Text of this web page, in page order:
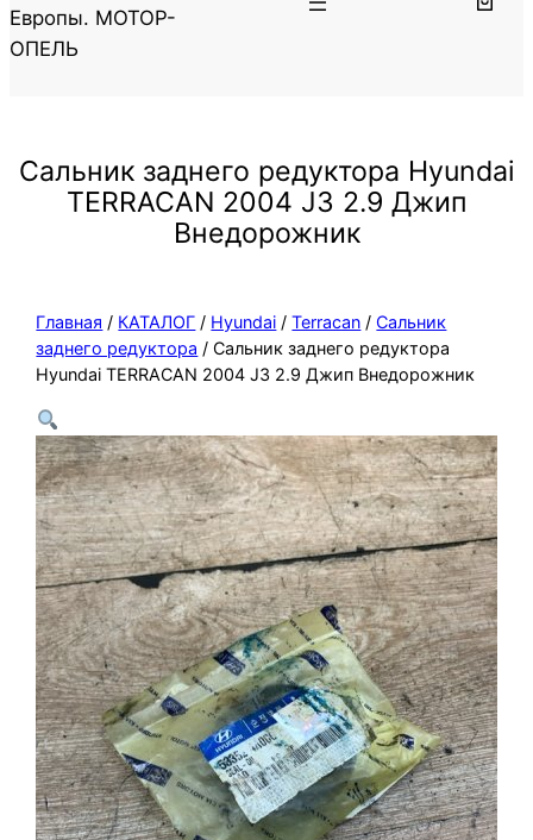
Европы. МОТОР-
ОПЕЛЬ
Сальник заднего редуктора Hyundai
TERRACAN 2004 J3 2.9 Джип
Внедорожник
Главная / КАТАЛОГ / Hyundai /Terracan /Сальник
заднего редуктора / Сальник заднего редуктора
Hyundai TERRACAN 2004 J3 2.9 Джип Внедорожник